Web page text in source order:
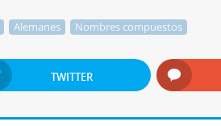
Alemanes Nombres compuestos
TWITTER